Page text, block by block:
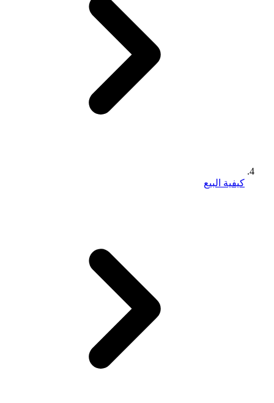
كيفية البيع